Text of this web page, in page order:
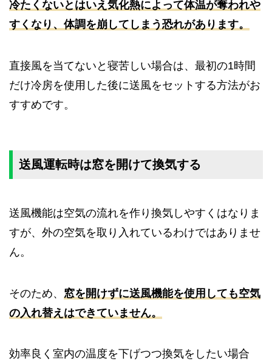
冷たくないとはいえ気化熱によって体温が奪われや
すくなり、体調を崩してしまう恐れがあります。
直接風を当てないと寝苦しい場合は、最初の1時間
だけ冷房を使用した後に送風をセットする方法がお
すすめです。
送風運転時は窓を開けて換気する
送風機能は空気の流れを作り換気しやすくはなりま
すが、外の空気を取り入れているわけではありませ
ん。
そのため、 窓を開けずに送風機能を使用しても空気
の入れ替えはできていません。
効率良く室内の温度を下げつつ換気をしたい場合